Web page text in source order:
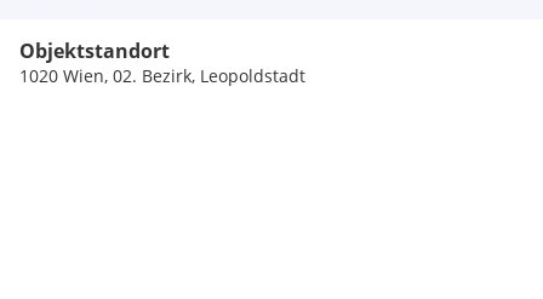
Objektstandort
1020 Wien, 02. Bezirk, Leopoldstadt